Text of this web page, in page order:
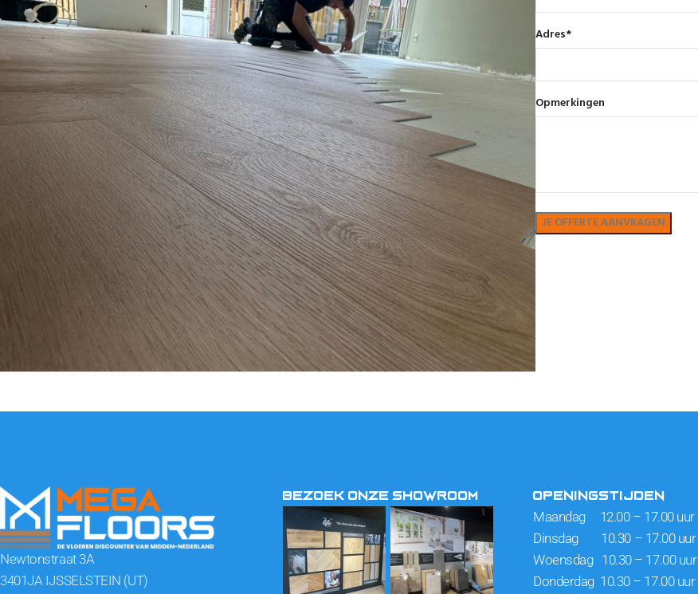
Adres*
Opmerkingen
Newtonstraat 3A
3401JA IJSSELSTEIN (UT)
BEZOEK ONZE SHOWROOM OPENINGSTIJDEN
Maandag 12.00 – 17.00 uur
Dinsdag 10.30 – 17.00 uur
Woensdag 10.30 – 17.00 uur
Donderdag 10.30 – 17.00 uur